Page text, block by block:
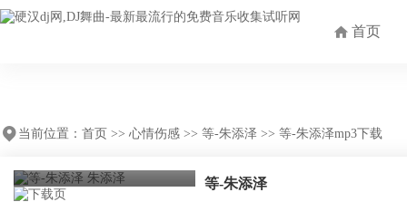
首页
当前位置： 首页 >> 心情伤感 >> 等-朱添泽 >> 等-朱添泽mp3下载
等-朱添泽